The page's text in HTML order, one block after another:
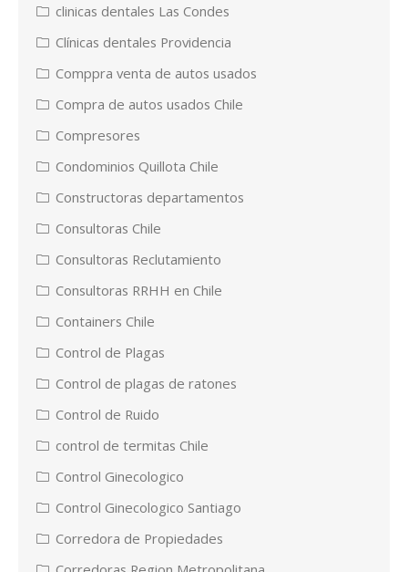
clinicas dentales Las Condes
Clínicas dentales Providencia
Comppra venta de autos usados
Compra de autos usados Chile
Compresores
Condominios Quillota Chile
Constructoras departamentos
Consultoras Chile
Consultoras Reclutamiento
Consultoras RRHH en Chile
Containers Chile
Control de Plagas
Control de plagas de ratones
Control de Ruido
control de termitas Chile
Control Ginecologico
Control Ginecologico Santiago
Corredora de Propiedades